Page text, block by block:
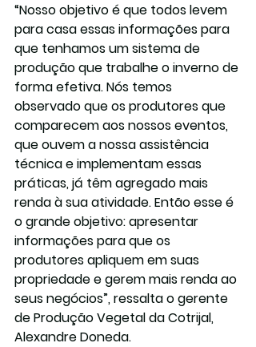
“Nosso objetivo é que todos levem
para casa essas informações para
que tenhamos um sistema de
produção que trabalhe o inverno de
forma efetiva. Nós temos
observado que os produtores que
comparecem aos nossos eventos,
que ouvem a nossa assistência
técnica e implementam essas
práticas, já têm agregado mais
renda à sua atividade. Então esse é
o grande objetivo: apresentar
informações para que os
produtores apliquem em suas
propriedade e gerem mais renda ao
seus negócios”, ressalta o gerente
de Produção Vegetal da Cotrijal,
Alexandre Doneda.